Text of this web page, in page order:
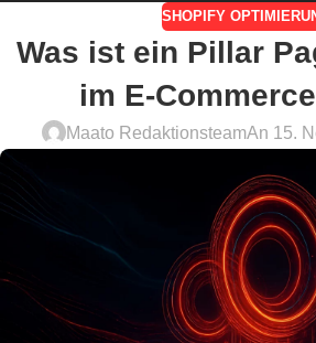
SHOPIFY
Was ist ein Pillar
im E-
Maato RedaktionsteamAn 15.